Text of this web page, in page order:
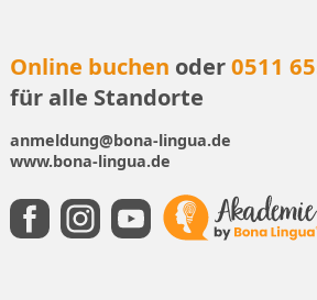
Online buchen oder0511
für alle Standorte
anmeldung@bona-lingua.de
www.bona-lingua.de